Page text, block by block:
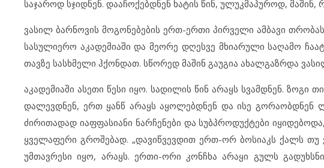
საჯაროდ სჯიდნენ. დააჩოქებდნენ ხატის წინ, ულუკმაპუროდ,
ვასილ ბარნოვის მოგონებების ერთ-ერთი პირველი ამბავი
სასულიერო აკადემიაში და მეორე დღესვე მხიარული საღამო
თავზე სასხმელი ჰქონდათ. სწორედ მაშინ გაუგია ახალგაზრდა
აკადემიაში ასეთი წესი იყო. სადილის წინ არაყს სვამდნენ. ზოგი
დალევდნენ, ერთ ყანწ არაყს აყოლებდნენ და ისე გორაობდნენ
ძირითადად იაფფასიანი ნარჩენები და სუბპროდუქტები
ყველაფერი გროშებად. „დავიწვევდით ერთ-ორ ბოსიაკს ქალს თუ
უმთავრესი იყო, არაყს. ერთი-ორი კონჩხა არაყი გულს